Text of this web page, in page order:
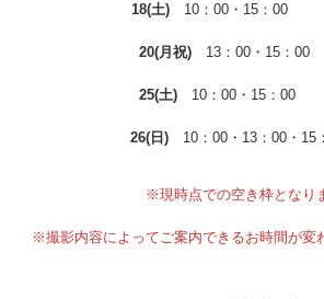
18(土) 10：00・15
20(月祝)13：00・15：
25(土)10：00・15：
26(日) 10：00・13：00・15
※現時点での空き枠となり
※撮影内容によってご案内できるお時間が変